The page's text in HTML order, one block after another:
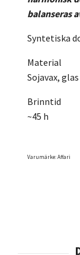
balanseras
Syntetiska
Material
Sojavax, glas
Brinntid
~45 h
Varumärke: Affari